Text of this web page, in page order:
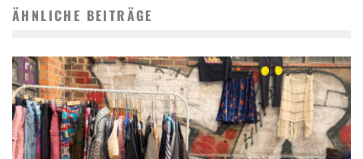
ÄHNLICHE BEITRÄGE